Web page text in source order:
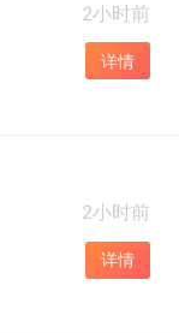
2小时前
详情
2小时前
详情